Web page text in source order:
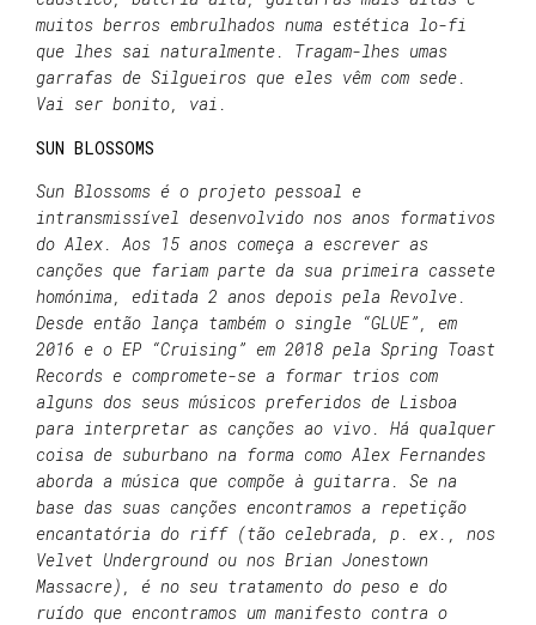
muitos berros embrulhados numa estética lo-fi
que lhes sai naturalmente. Tragam-lhes umas
garrafas de Silgueiros que eles vêm com sede.
Vai ser bonito, vai.
SUN BLOSSOMS
Sun Blossoms é o projeto pessoal e
intransmissível desenvolvido nos anos formativos
do Alex. Aos 15 anos começa a escrever as
canções que fariam parte da sua primeira cassete
homónima, editada 2 anos depois pela Revolve.
Desde então lança também o single “GLUE”, em
2016 e o EP “Cruising” em 2018 pela Spring Toast
Records e compromete-se a formar trios com
alguns dos seus músicos preferidos de Lisboa
para interpretar as canções ao vivo. Há qualquer
coisa de suburbano na forma como Alex Fernandes
aborda a música que compõe à guitarra. Se na
base das suas canções encontramos a repetição
encantatória do riff (tão celebrada, p. ex., nos
Velvet Underground ou nos Brian Jonestown
Massacre), é no seu tratamento do peso e do
ruído que encontramos um manifesto contra o